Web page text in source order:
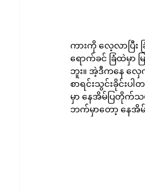
ကားကို လေ့လာပြီ
ရောက်ခင် ခြံထဲမှာ
ဘူး။ အဲ့ဒီကနေ လှေ
စာရင်းသွင်းခိုင်းပ
မှာ နေအိမ်ပြတိုက်သ
ဘက်မှာတော့ နေအိမ်